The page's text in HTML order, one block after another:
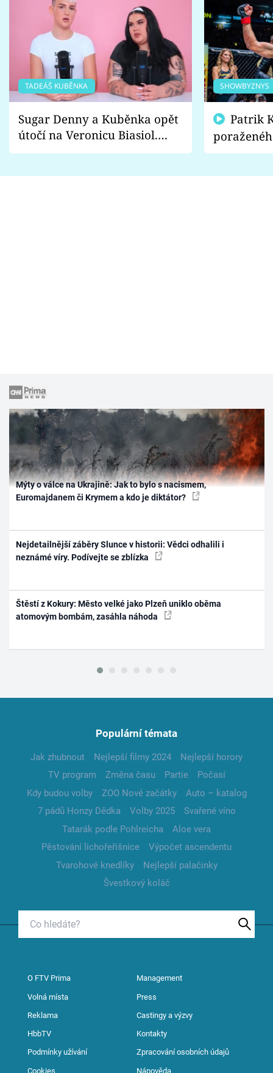
TADEÁŠ KUBĚNKA
Sugar Denny a Kuběnka opět
útočí na Veronicu Biasiol.
Proč je podle nich falešná a
SHOWBYZNYS
fanoušci
Mýty o válce na Ukrajině: Jak to bylo s nacismem,
Euromajdanem či Krymem a kdo je diktátor?
Nejdetailnější záběry Slunce v historii: Vědci odhalili i
neznámé víry. Podívejte se zblízka
Štěstí z Kokury: Město velké jako Plzeň uniklo oběma
atomovým bombám, zasáhla náhoda
Populární témata
Jak zhubnout Nejlepší filmy 2024
Nejlepší horory
TV program
Změna času Partie
Počasí
Kdy budou volby
ZOO Nové začátky
Auto – katalog
7 pádů Honzy Dědka
Volby 2025
Svařené víno
Tatarák podle Pohlreicha
Aloe vera
Pěstování lichořeřišnice
Výpočet ascendentu
Tvarohové knedlíky
Nejlepší palačinky
Švestkový koláč
O FTV Prima Management
Volná místa Press
Reklama Castingy a výzvy
HbbTV Kontakty
Podmínky užívání Zpracování osobních údajů
Cookies Nápověda